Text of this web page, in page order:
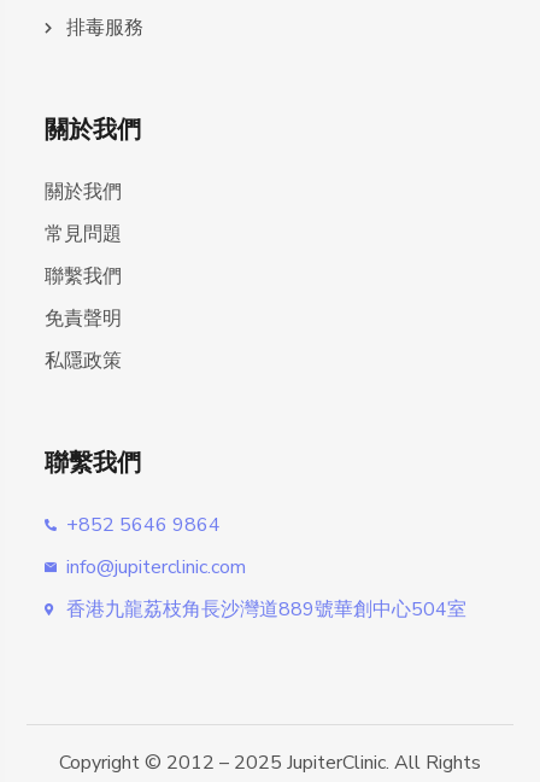
排毒服務
關於我們
關於我們
常見問題
聯繫我們
免責聲明
私隱政策
聯繫我們
+852 5646 9864
info@jupiterclinic.com
香港九龍荔枝角長沙灣道889號華創中心504室
Copyright © 2012 – 2025 JupiterClinic. All Rights